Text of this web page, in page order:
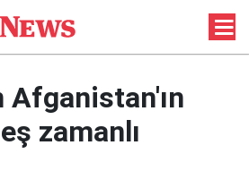
Afganistan'ın
zamanlı